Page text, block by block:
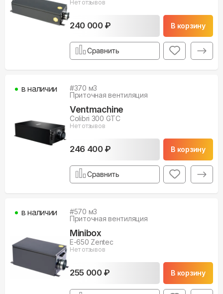
Нет отзывов
240 000 ₽ В корзину
Сравнить
#370 м3
Приточная вентиляция
Ventmachine
Colibri 300 GTC
Нет отзывов
246 400 ₽ В корзину
в наличии
Сравнить
#570 м3
Приточная вентиляция
Minibox
E-650 Zentec
Нет отзывов
255 000 ₽ В корзину
в наличии